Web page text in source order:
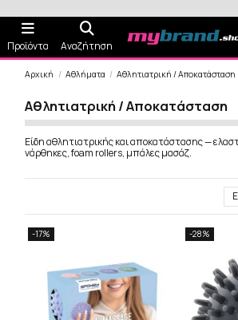
Προϊόντα Αναζήτηση
Αρχική Αθλήματα Αθλητιατρική / Αποκατάσταση
Αθλητιατρική / Αποκατάσταση
Είδη αθλητιατρικής και αποκατάστασης —
νάρθηκες, foam rollers, μπάλες μασάζ.
-17% -28%